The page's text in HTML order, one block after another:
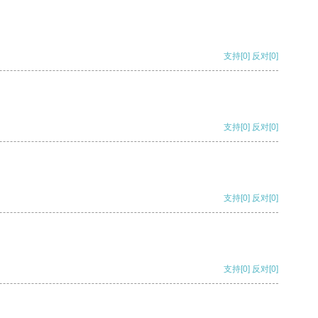
支持[0] 反对[0]
支持[0] 反对[0]
支持[0] 反对[0]
支持[0] 反对[0]